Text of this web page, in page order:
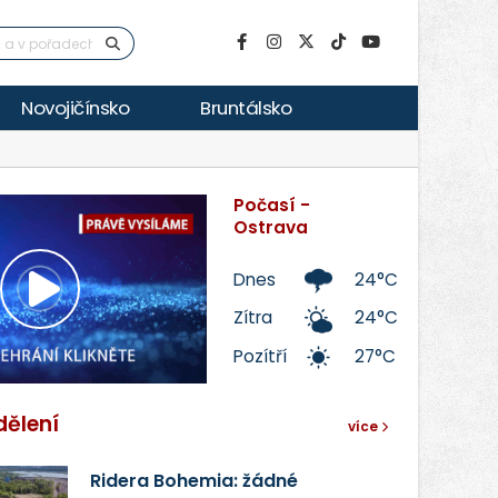
Novojičínsko Bruntálsko
Přehrát
video
Počasí -
Ostrava
Dnes
24°C
Zítra
24°C
Pozítří
27°C
více
Ridera Bohemia: žádné